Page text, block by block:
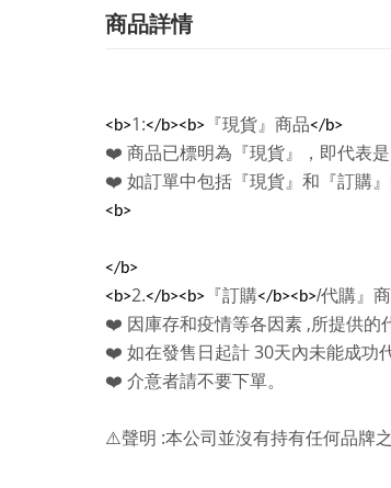
商品詳情
<b>1:</b><b> 『現貨』商品</b>
❤️ 商品已標明為『現貨』，即代表
❤️ 如訂單中包括『現貨』和『訂購
<b>
</b>
<b>2.</b><b> 『訂購</b><b>/代購』
❤️ 因庫存和疫情等各因素 ,所提供的
❤️ 如在發售日起計 30天內未能成功
❤️ 介意者請不要下單。
⚠️聲明 :本公司並沒有持有任何品牌